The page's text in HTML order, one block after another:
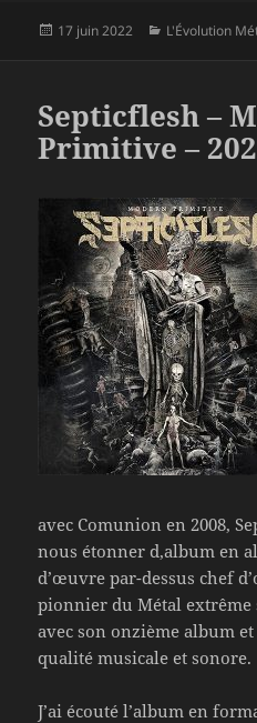
Publié
17 juin 2022 Catégories
L'Évolution
Septicflesh –
Primitive –
avec Comunion en 2008,
nous étonner d,album en
d’œuvre par-dessus chef
pionnier du Métal
avec son onzième album
qualité musicale et sonore.
J’ai écouté l’album en